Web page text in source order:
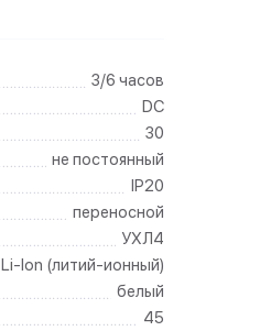
3/6 часов
DC
30
не постоянный
IP20
переносной
УХЛ4
Li-Ion (литий-ионный)
белый
45